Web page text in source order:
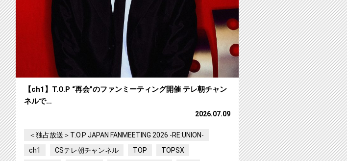
【ch1】T.O.P “再会”のファンミーティング開催 テレ朝チャン
ネルで…
2026.07.09
＜独占放送＞T.O.P JAPAN FANMEETING 2026 -RE:UNION-
ch1
CSテレ朝チャンネル TOP
TOPSX